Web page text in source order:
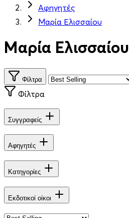
Αφηγητές
Μαρία Ελισσαίου
Μαρία Ελισσαίου
Φίλτρα
Φίλτρα
Συγγραφείς
Αφηγητές
Κατηγορίες
Εκδοτικοί οίκοι